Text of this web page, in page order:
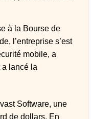
à la Bourse de
l’entreprise s’est
mobile, a
a lancé la
Software, une
de dollars. En